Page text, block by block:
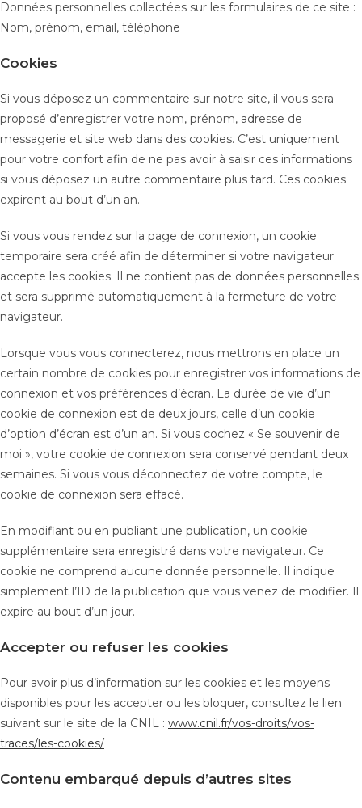
Données personnelles collectées sur les formulaires de ce site :
Nom, prénom, email, téléphone
Cookies
Si vous déposez un commentaire sur notre site, il vous sera
proposé d’enregistrer votre nom, prénom, adresse de
messagerie et site web dans des cookies. C’est uniquement
pour votre confort afin de ne pas avoir à saisir ces informations
si vous déposez un autre commentaire plus tard. Ces cookies
expirent au bout d’un an.
Si vous vous rendez sur la page de connexion, un cookie
temporaire sera créé afin de déterminer si votre navigateur
accepte les cookies. Il ne contient pas de données personnelles
et sera supprimé automatiquement à la fermeture de votre
navigateur.
Lorsque vous vous connecterez, nous mettrons en place un
certain nombre de cookies pour enregistrer vos informations de
connexion et vos préférences d’écran. La durée de vie d’un
cookie de connexion est de deux jours, celle d’un cookie
d’option d’écran est d’un an. Si vous cochez « Se souvenir de
moi », votre cookie de connexion sera conservé pendant deux
semaines. Si vous vous déconnectez de votre compte, le
cookie de connexion sera effacé.
En modifiant ou en publiant une publication, un cookie
supplémentaire sera enregistré dans votre navigateur. Ce
cookie ne comprend aucune donnée personnelle. Il indique
simplement l’ID de la publication que vous venez de modifier. Il
expire au bout d’un jour.
Accepter ou refuser les cookies
Pour avoir plus d’information sur les cookies et les moyens
disponibles pour les accepter ou les bloquer, consultez le lien
suivant sur le site de la CNIL : www.cnil.fr/vos-droits/vos-
traces/les-cookies/
Contenu embarqué depuis d’autres sites